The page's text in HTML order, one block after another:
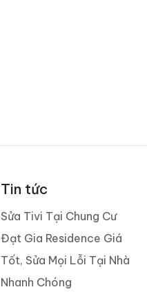
Tin tức
Sửa Tivi Tại Chung Cư
Đạt Gia Residence Giá
Tốt, Sửa Mọi Lỗi Tại Nhà
Nhanh Chóng